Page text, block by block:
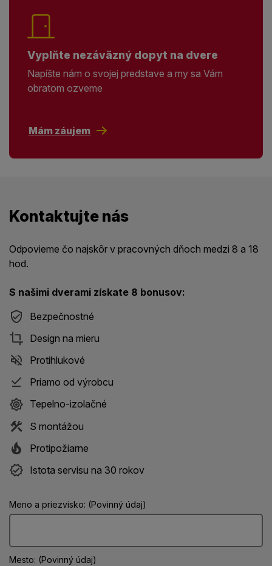
Vyplňte nezáväzný dopyt na dvere
Napíšte nám o svojej predstave a my sa Vám
obratom ozveme
Mám záujem
Kontaktujte nás
Odpovieme čo najskôr v pracovných dňoch medzi 8 a 18
hod.
S našimi dverami získate 8 bonusov:
Bezpečnostné
Design na mieru
Protihlukové
Priamo od výrobcu
Tepelno-izolačné
S montážou
Protipožiarne
Istota servisu na 30 rokov
Meno a priezvisko: (Povinný údaj)
Mesto: (Povinný údaj)